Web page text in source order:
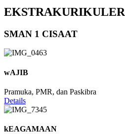
EKSTRAKURIKULER
SMAN 1 CISAAT
wAJIB
Pramuka, PMR, dan Paskibra
Details
kEAGAMAAN